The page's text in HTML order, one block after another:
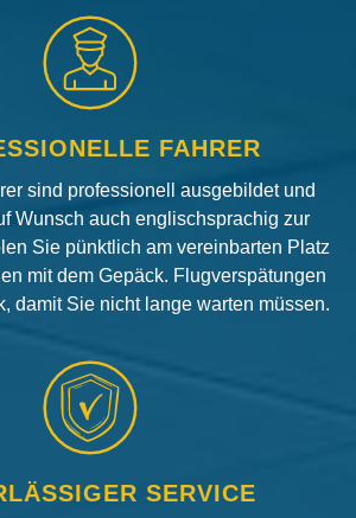
FAHRER
sind professionell ausgebildet und
Wunsch auch englischsprachig zur
Sie pünktlich am vereinbarten Platz
mit dem Gepäck. Flugverspätungen
damit Sie nicht lange warten müssen.
SERVICE